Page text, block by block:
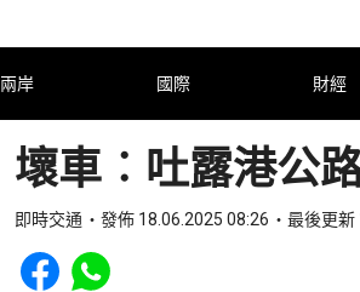
兩岸 國際 財經
壞車︰吐露港公
即時交通 發佈 18.06.2025 08:26 最後更新
Share to Facebook
Share to WhatsApp